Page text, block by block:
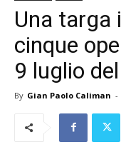
Una targa
cinque
9 luglio
By Gian Paolo Caliman -